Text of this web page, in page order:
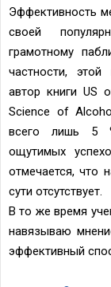
Эффективность
своей
грамотному
частности,
автор книги US
Science of
всего лишь 5
ощутимых
отмечается, что
сути отсутствует.
В то же время
навязываю
эффективный